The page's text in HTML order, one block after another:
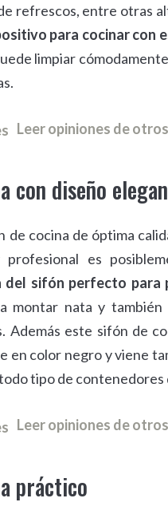
refrescos, entre otras
para cocinar con
limpiar
Leer opiniones de
con diseño
de cocina de óptima
profesional es
del sifón perfecto para
montar nata y también
Además este sifón de
en color negro y viene
tipo de contenedores
Leer opiniones de
práctico